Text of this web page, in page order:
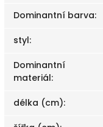
Dominantní barva:
styl:
Dominantní
materiál:
délka (cm):